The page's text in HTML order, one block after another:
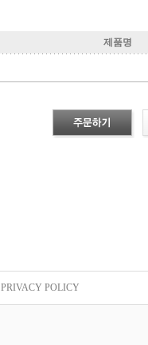
제품명
PRIVACY POLICY